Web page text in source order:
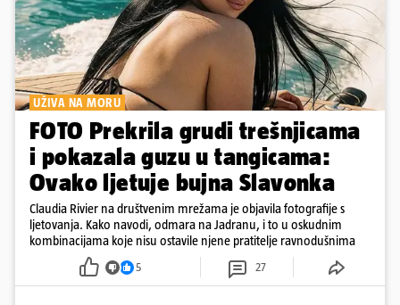
UŽIVA NA MORU
FOTO Prekrila grudi trešnjicama
i pokazala guzu u tangicama:
Ovako ljetuje bujna Slavonka
Claudia Rivier na društvenim mrežama je objavila fotografije s
ljetovanja. Kako navodi, odmara na Jadranu, i to u oskudnim
kombinacijama koje nisu ostavile njene pratitelje ravnodušnima
5 27